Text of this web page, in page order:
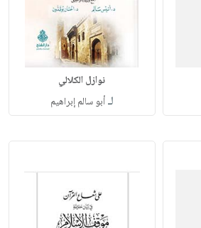
نوازل الكلالي
لـأبو سالم إبراهيم